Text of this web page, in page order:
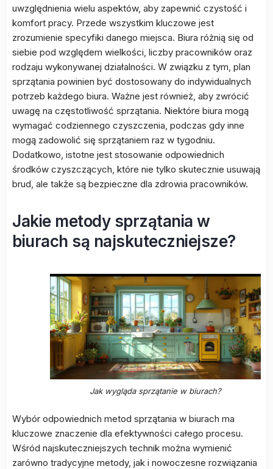
uwzględnienia wielu aspektów, aby zapewnić czystość i
komfort pracy. Przede wszystkim kluczowe jest
zrozumienie specyfiki danego miejsca. Biura różnią się od
siebie pod względem wielkości, liczby pracowników oraz
rodzaju wykonywanej działalności. W związku z tym, plan
sprzątania powinien być dostosowany do indywidualnych
potrzeb każdego biura. Ważne jest również, aby zwrócić
uwagę na częstotliwość sprzątania. Niektóre biura mogą
wymagać codziennego czyszczenia, podczas gdy inne
mogą zadowolić się sprzątaniem raz w tygodniu.
Dodatkowo, istotne jest stosowanie odpowiednich
środków czyszczących, które nie tylko skutecznie usuwają
brud, ale także są bezpieczne dla zdrowia pracowników.
Jakie metody sprzątania w
biurach są najskuteczniejsze?
Jak wygląda sprzątanie w biurach?
Wybór odpowiednich metod sprzątania w biurach ma
kluczowe znaczenie dla efektywności całego procesu.
Wśród najskuteczniejszych technik można wymienić
zarówno tradycyjne metody, jak i nowoczesne rozwiązania